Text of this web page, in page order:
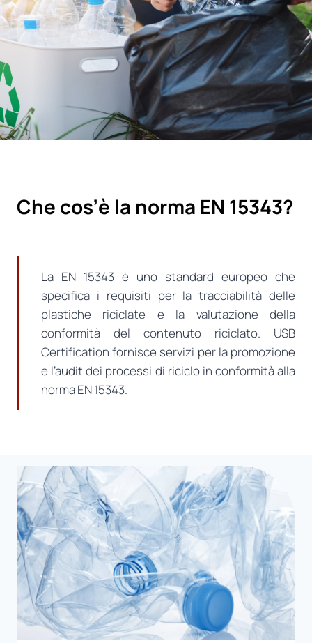
Che cos’è la norma EN 15343?
La EN 15343 è uno standard europeo che
specifica i requisiti per la tracciabilità delle
plastiche riciclate e la valutazione della
conformità del contenuto riciclato. USB
Certification fornisce servizi per la promozione
e l’audit dei processi di riciclo in conformità alla
norma EN 15343.